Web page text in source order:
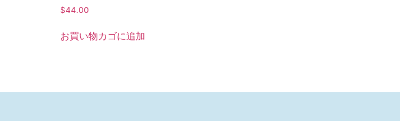
$44.00
お買い物カゴに追加